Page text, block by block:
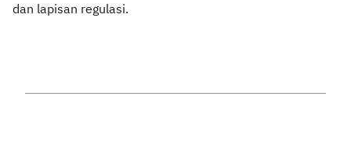
dan lapisan regulasi.